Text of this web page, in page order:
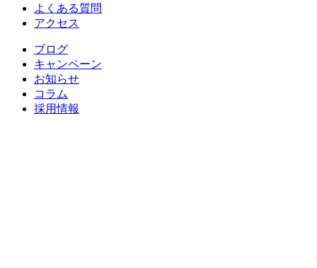
よくある質問
アクセス
ブログ
キャンペーン
お知らせ
コラム
採用情報